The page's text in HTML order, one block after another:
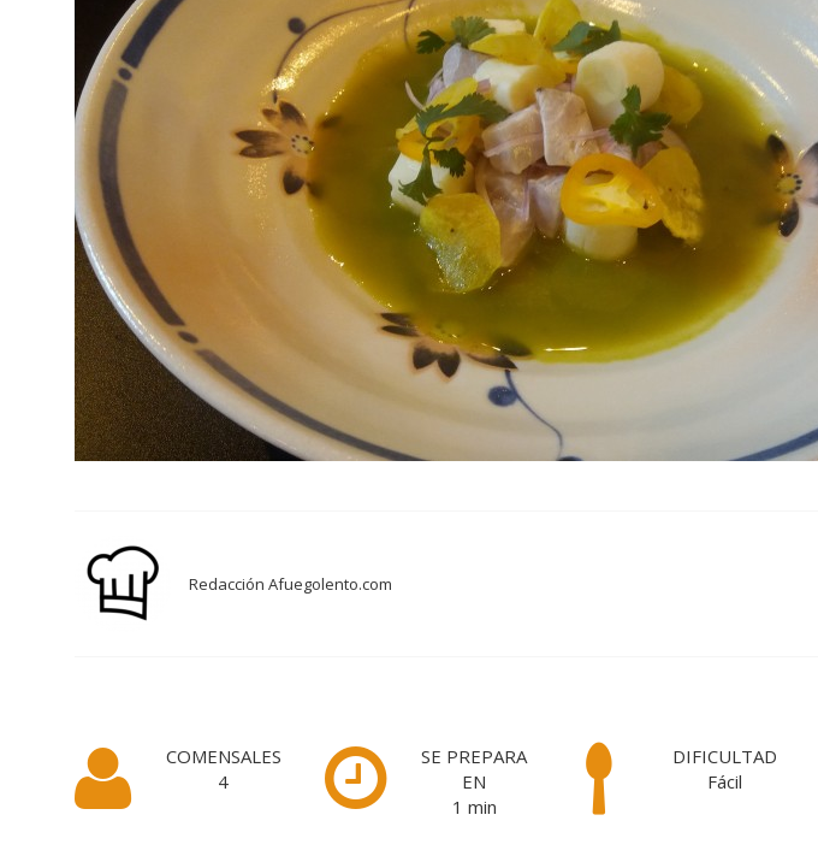
Redacción Afuegolento.com
COMENSALES
4
SE PREPARA
EN
1 min
DIFICULTAD
Fácil